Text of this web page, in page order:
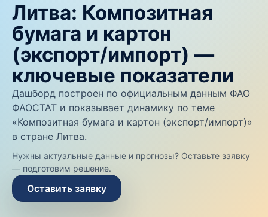
Литва: Композитная
бумага и картон
(экспорт/импорт) —
ключевые показатели
Дашборд построен по официальным данным ФАО
ФАОСТАТ и показывает динамику по теме
«Композитная бумага и картон (экспорт/импорт)»
в стране Литва.
Нужны актуальные данные и прогнозы? Оставьте заявку
— подготовим решение.
Оставить заявку